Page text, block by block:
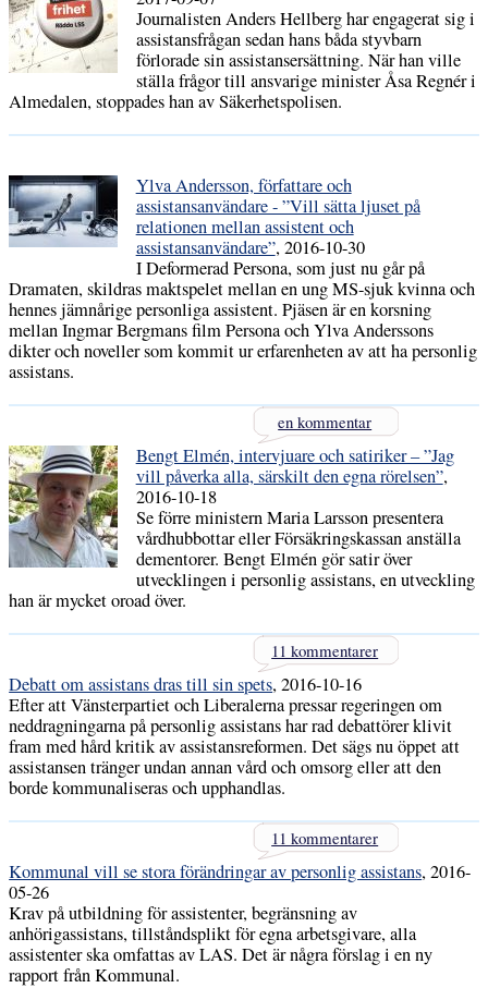
Journalisten Anders Hellberg har engagerat sig i
assistansfrågan sedan hans båda styvbarn
förlorade sin assistansersättning. När han ville
ställa frågor till ansvarige minister Åsa Regnér i
Almedalen, stoppades han av Säkerhetspolisen.
Ylva Andersson, författare och
assistansanvändare - ”Vill sätta ljuset på
relationen mellan assistent och
assistansanvändare”, 2016-10-30
I Deformerad Persona, som just nu går på
Dramaten, skildras maktspelet mellan en ung MS-sjuk kvinna och
hennes jämnårige personliga assistent. Pjäsen är en korsning
mellan Ingmar Bergmans film Persona och Ylva Anderssons
dikter och noveller som kommit ur erfarenheten av att ha personlig
assistans.
en kommentar
Bengt Elmén, intervjuare och satiriker – ”Jag
vill påverka alla, särskilt den egna rörelsen”,
2016-10-18
Se förre ministern Maria Larsson presentera
vårdhubbottar eller Försäkringskassan anställa
dementorer. Bengt Elmén gör satir över
utvecklingen i personlig assistans, en utveckling
han är mycket oroad över.
11 kommentarer
Debatt om assistans dras till sin spets, 2016-10-16
Efter att Vänsterpartiet och Liberalerna pressar regeringen om
neddragningarna på personlig assistans har rad debattörer klivit
fram med hård kritik av assistansreformen. Det sägs nu öppet att
assistansen tränger undan annan vård och omsorg eller att den
borde kommunaliseras och upphandlas.
11 kommentarer
Kommunal vill se stora förändringar av personlig assistans, 2016-
05-26
Krav på utbildning för assistenter, begränsning av
anhörigassistans, tillståndsplikt för egna arbetsgivare, alla
assistenter ska omfattas av LAS. Det är några förslag i en ny
rapport från Kommunal.